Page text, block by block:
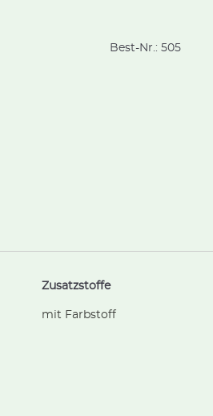
Best-Nr.: 505
Zusatzstoffe
mit Farbstoff